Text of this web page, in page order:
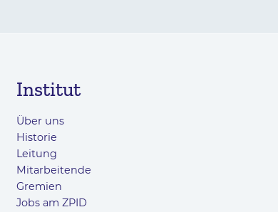
Institut
Über uns
Historie
Leitung
Mitarbeitende
Gremien
Jobs am ZPID